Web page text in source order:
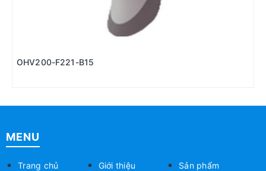
OHV200-F221-B15
MENU
Trang chủ Giới thiệu
Sản phẩm